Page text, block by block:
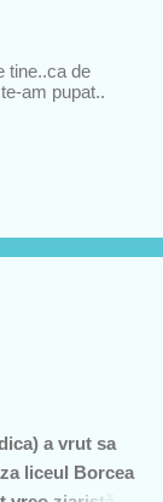
tine..ca de
am pupat..
a vrut sa
liceul Borcea